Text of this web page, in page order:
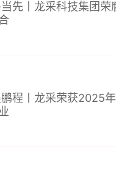
先丨龙采科技集团
程丨龙采荣获2025